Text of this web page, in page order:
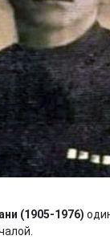
(1905-1976)